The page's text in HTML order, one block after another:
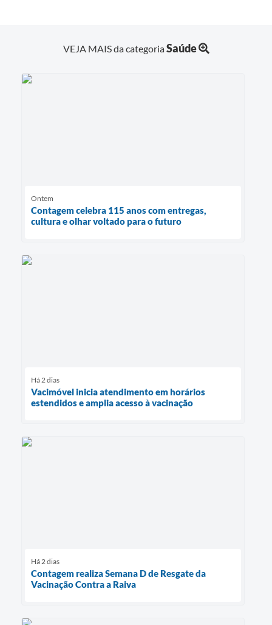
VEJA MAIS da categoriaSaúde
Ontem
Contagem celebra 115 anos com entregas,
cultura e olhar voltado para o futuro
Há 2 dias
Vacimóvel inicia atendimento em horários
estendidos e amplia acesso à vacinação
Há 2 dias
Contagem realiza Semana D de Resgate da
Vacinação Contra a Raiva